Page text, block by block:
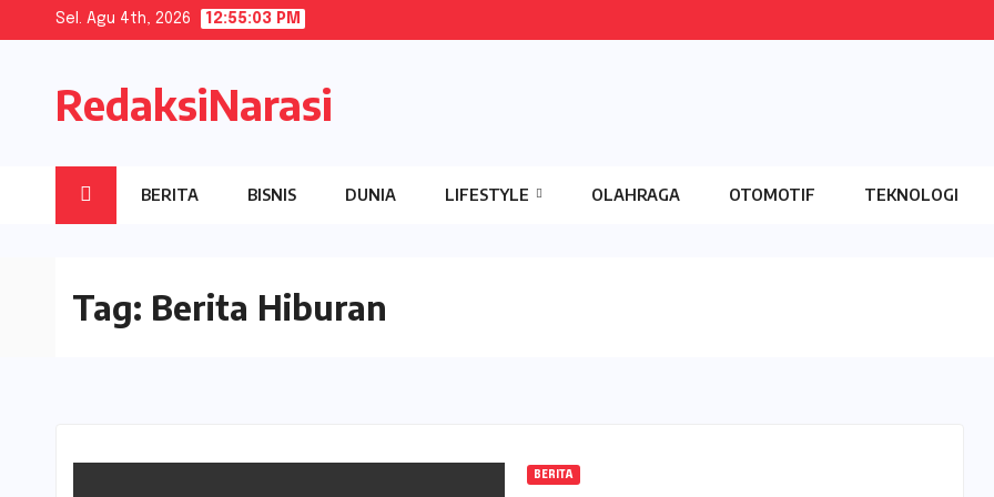
Sel. Agu 4th, 2026 12:55:03 PM
RedaksiNarasi
BERITA BISNIS DUNIA LIFESTYLE OLAHRAGA OTOMOTIF TEKNOLOGI
Tag: Berita Hiburan
BERITA